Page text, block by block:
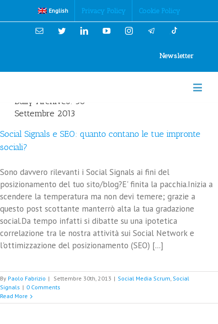
English Privacy Policy Cookie Policy
Email TwitterLinkedinYouTubeInstagram
Newsletter
Daily Archives: 30
Settembre 2013
Social Signals e SEO: quanto contano le tue impronte
sociali?
Sono davvero rilevanti i Social Signals ai fini del
posizionamento del tuo sito/blog?E' finita la pacchia.Inizia a
scendere la temperatura ma non devi temere; grazie a
questo post scottante manterrò alta la tua gradazione
social.Da tempo infatti si dibatte su una ipotetica
correlazione tra le nostra attività sui Social Network e
l'ottimizzazione del posizionamento (SEO) [...]
By Paolo Fabrizio | Settembre 30th, 2013 | Social Media Scrum, Social
Signals | 0 Comments
Read More
Cookies Policy